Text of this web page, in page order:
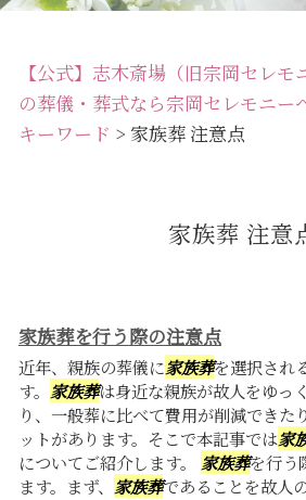
【公式】志木斎場（旧宗岡セレ
の葬儀・葬式なら宗岡セレモニー
キーワード > 家族葬 注意点
家族葬 注意
家族葬を行う際の注意点
近年、親族の葬儀に家族葬を選択され
す。 家族葬は身近な親族が故人をゆっ
り、一般葬に比べて費用が削減できた
ットがあります。そこで本記事では家
についてご紹介します。 家族葬を行う
ます。まず、 家族葬であることを故人